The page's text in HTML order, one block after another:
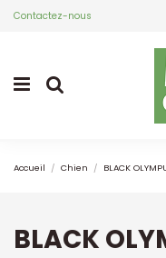
Contactez-nous
Accueil Chien BLACK
BLACK